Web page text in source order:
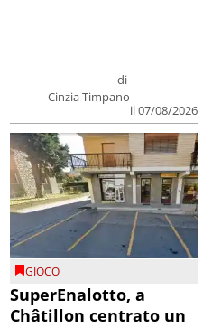
di
Cinzia Timpano
il 07/08/2026
GIOCO
SuperEnalotto, a
Châtillon centrato un